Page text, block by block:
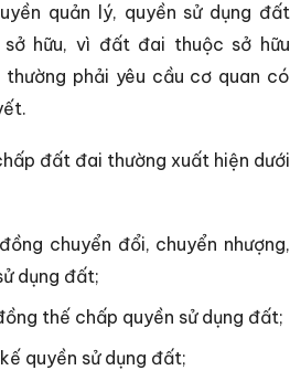
quản lý, quyền sử dụng đất
sở hữu, vì đất đai thuộc sở hữu
phải yêu cầu cơ quan có
đất đai thường xuất hiện dưới
chuyển đổi, chuyển nhượng,
dụng đất;
thế chấp quyền sử dụng đất;
quyền sử dụng đất;